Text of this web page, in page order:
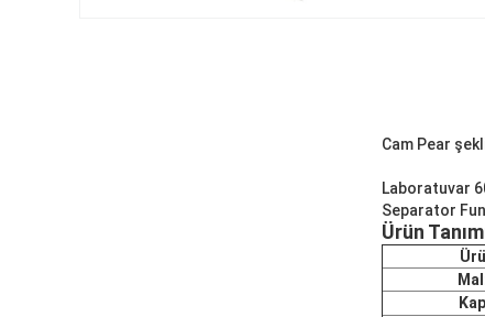
Cam Pear
Laboratuvar
Separator
Ürün